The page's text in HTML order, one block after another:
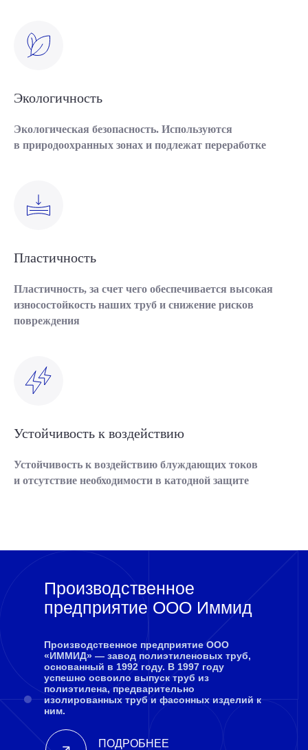
Экологичность
Экологическая безопасность. Используются
в природоохранных зонах и подлежат переработке
Пластичность
Пластичность, за счет чего обеспечивается высокая
износостойкость наших труб и снижение рисков
повреждения
Устойчивость к воздействию
Устойчивость к воздействию блуждающих токов
и отсутствие необходимости в катодной защите
Производственное
предприятие ООО Иммид
Производственное предприятие ООО
«ИММИД» — завод полиэтиленовых труб,
основанный в 1992 году. В 1997 году
успешно освоило выпуск труб из
полиэтилена, предварительно
изолированных труб и фасонных изделий к
ним.
ПОДРОБНЕЕ